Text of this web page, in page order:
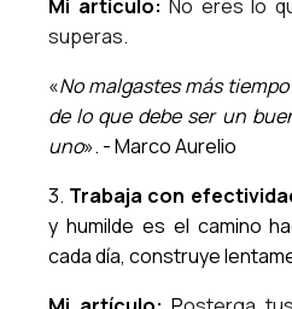
Mi artículo: No eres lo
superas.
«No malgastes más
de lo que debe ser un
uno». - Marco Aurelio
3. Trabaja con
y humilde es el camino
cada día, construye